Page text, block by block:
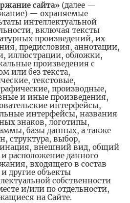
сайта» (далее —
— охраняемые
интеллектуальной
включая тексты
произведений, их
предисловия, аннотации,
иллюстрации, обложки,
произведения с
или без текста,
текстовые,
производные,
и иные произведения,
интерфейсы,
интерфейсы, названия
знаков, логотипы,
базы данных, а также
структура, выбор,
внешний вид, общий
и расположение данного
входящего в состав
и другие объекты
собственности
и/или по отдельности,
на Сайте.